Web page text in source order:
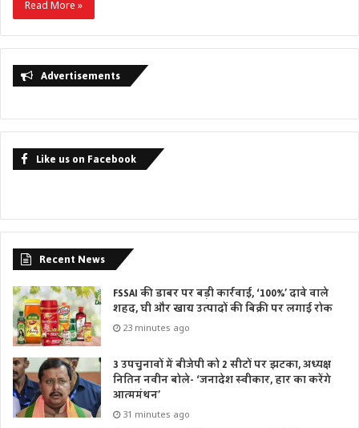
Read More »
Advertisements
Like us on Facebook
Recent News
FSSAI की डाबर पर बड़ी कार्रवाई, ‘100%’ दावे वाले
शहद, घी और खाद्य उत्पादों की बिक्री पर लगाई रोक
23 minutes ago
3 उपचुनावों में बीजेपी को 2 सीटों पर झटका, अध्यक्ष
नितिन नवीन बोले- ‘जनादेश स्वीकार, हार का करेंगे
आत्ममंथन’
31 minutes ago